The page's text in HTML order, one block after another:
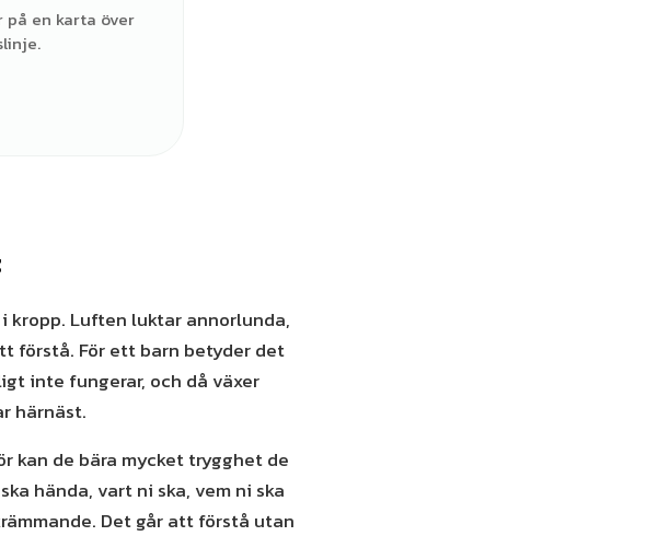
på en karta över
Luften luktar annorlunda,
förstå. För ett barn betyder det
inte fungerar, och då växer
härnäst.
kan de bära mycket trygghet de
hända, vart ni ska, vem ni ska
Det går att förstå utan